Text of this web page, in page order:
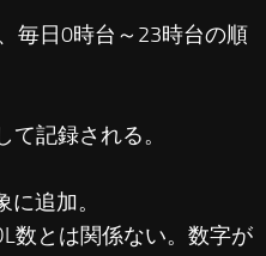
毎日0時台～23時台の順
記録される。
追加。
数とは関係ない。数字が